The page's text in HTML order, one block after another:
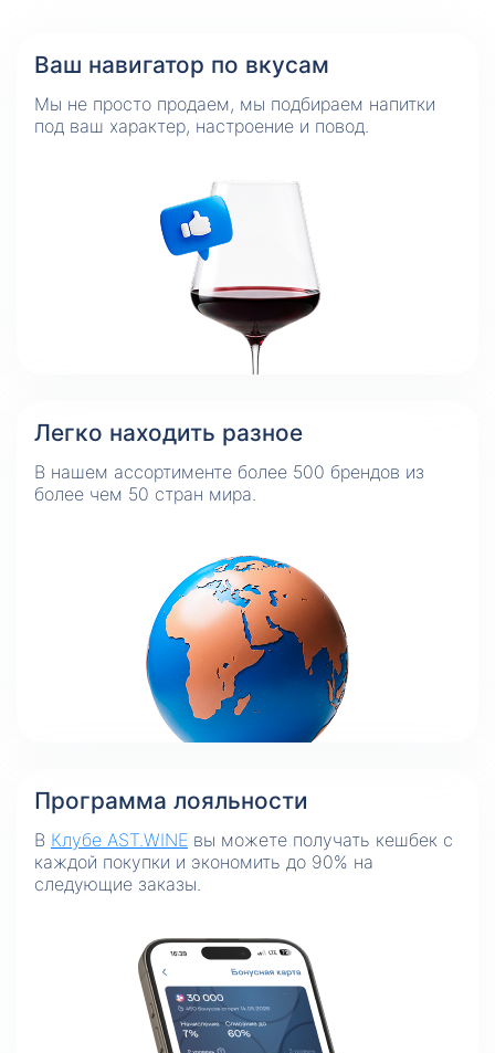
Ваш навигатор по вкусам
Мы не просто продаем, мы подбираем напитки
под ваш характер, настроение и повод.
Легко находить разное
В нашем ассортименте более 500 брендов из
более чем 50 стран мира.
Программа лояльности
В Клубе AST.WINE вы можете получать кешбек с
каждой покупки и экономить до 90% на
следующие заказы.